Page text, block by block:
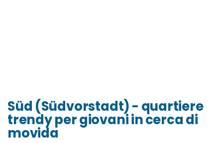
Süd (Südvorstadt) - quartiere
trendy per giovani in cerca di
movida